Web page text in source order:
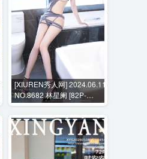
[XIUREN秀人网] 2024.06.11
NO.8682 林星阑 [82P-
538MB]